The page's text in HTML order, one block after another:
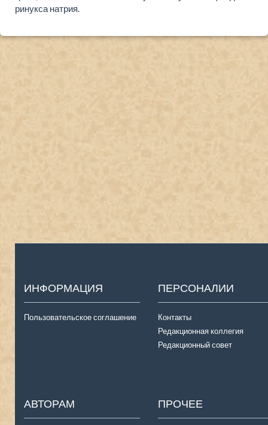
ри­нук­са на­трия.
ИНФОРМАЦИЯ
Пользовательское соглашение
ПЕРСОНАЛИИ
Контакты
Редакционная коллегия
Редакционный совет
АВТОРАМ ПРОЧЕЕ